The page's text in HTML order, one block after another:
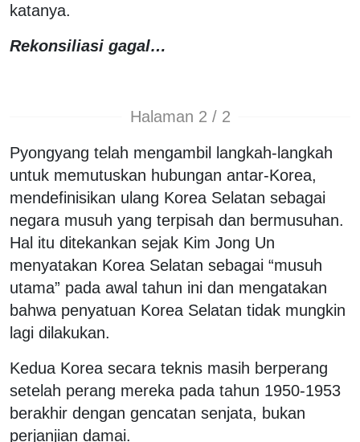
katanya.
Rekonsiliasi gagal…
Halaman 2 / 2
Pyongyang telah mengambil langkah-langkah
untuk memutuskan hubungan antar-Korea,
mendefinisikan ulang Korea Selatan sebagai
negara musuh yang terpisah dan bermusuhan.
Hal itu ditekankan sejak Kim Jong Un
menyatakan Korea Selatan sebagai “musuh
utama” pada awal tahun ini dan mengatakan
bahwa penyatuan Korea Selatan tidak mungkin
lagi dilakukan.
Kedua Korea secara teknis masih berperang
setelah perang mereka pada tahun 1950-1953
berakhir dengan gencatan senjata, bukan
perjanjian damai.